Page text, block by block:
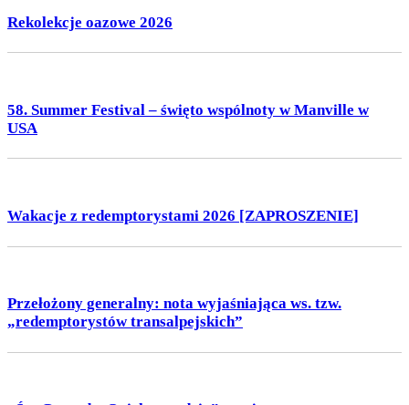
Rekolekcje oazowe 2026
58. Summer Festival – święto wspólnoty w Manville w
USA
Wakacje z redemptorystami 2026 [ZAPROSZENIE]
Przełożony generalny: nota wyjaśniająca ws. tzw.
„redemptorystów transalpejskich”